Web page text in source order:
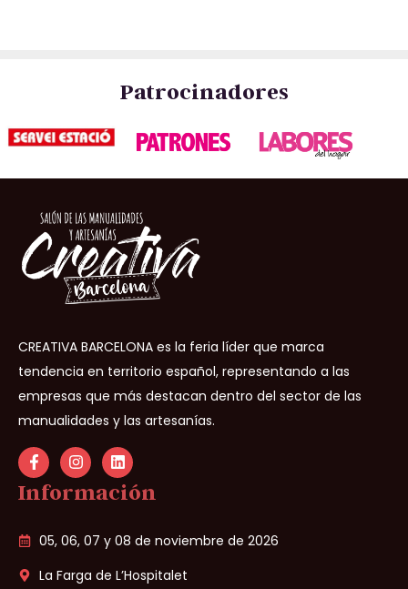
Patrocinadores
CREATIVA BARCELONA es la feria líder que marca
tendencia en territorio español, representando a las
empresas que más destacan dentro del sector de las
manualidades y las artesanías.
Información
05, 06, 07 y 08 de noviembre de 2026
La Farga de L’Hospitalet